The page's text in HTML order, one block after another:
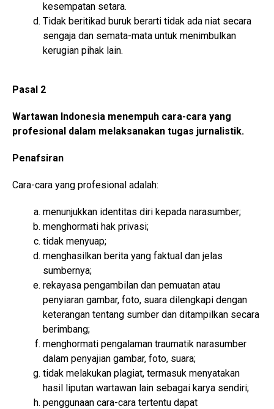
kesempatan setara.
Tidak beritikad buruk berarti tidak ada niat secara
sengaja dan semata-mata untuk menimbulkan
kerugian pihak lain.
Pasal 2
Wartawan Indonesia menempuh cara-cara yang
profesional dalam melaksanakan tugas jurnalistik.
Penafsiran
Cara-cara yang profesional adalah:
menunjukkan identitas diri kepada narasumber;
menghormati hak privasi;
tidak menyuap;
menghasilkan berita yang faktual dan jelas
sumbernya;
rekayasa pengambilan dan pemuatan atau
penyiaran gambar, foto, suara dilengkapi dengan
keterangan tentang sumber dan ditampilkan secara
berimbang;
menghormati pengalaman traumatik narasumber
dalam penyajian gambar, foto, suara;
tidak melakukan plagiat, termasuk menyatakan
hasil liputan wartawan lain sebagai karya sendiri;
penggunaan cara-cara tertentu dapat